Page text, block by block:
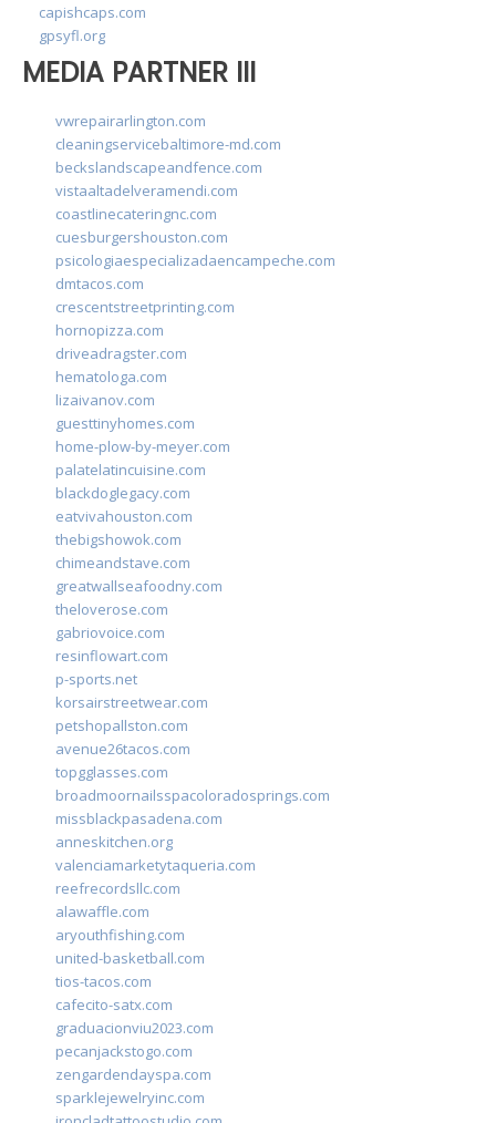
capishcaps.com
gpsyfl.org
MEDIA PARTNER III
vwrepairarlington.com
cleaningservicebaltimore-md.com
beckslandscapeandfence.com
vistaaltadelveramendi.com
coastlinecateringnc.com
cuesburgershouston.com
psicologiaespecializadaencampeche.com
dmtacos.com
crescentstreetprinting.com
hornopizza.com
driveadragster.com
hematologa.com
lizaivanov.com
guesttinyhomes.com
home-plow-by-meyer.com
palatelatincuisine.com
blackdoglegacy.com
eatvivahouston.com
thebigshowok.com
chimeandstave.com
greatwallseafoodny.com
theloverose.com
gabriovoice.com
resinflowart.com
p-sports.net
korsairstreetwear.com
petshopallston.com
avenue26tacos.com
topgglasses.com
broadmoornailsspacoloradosprings.com
missblackpasadena.com
anneskitchen.org
valenciamarketytaqueria.com
reefrecordsllc.com
alawaffle.com
aryouthfishing.com
united-basketball.com
tios-tacos.com
cafecito-satx.com
graduacionviu2023.com
pecanjackstogo.com
zengardendayspa.com
sparklejewelryinc.com